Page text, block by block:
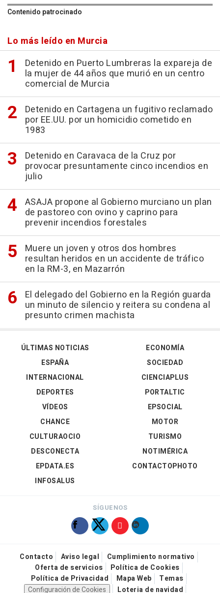
Contenido patrocinado
Lo más leído en Murcia
Detenido en Puerto Lumbreras la expareja de
la mujer de 44 años que murió en un centro
comercial de Murcia
Detenido en Cartagena un fugitivo reclamado
por EE.UU. por un homicidio cometido en
1983
Detenido en Caravaca de la Cruz por
provocar presuntamente cinco incendios en
julio
ASAJA propone al Gobierno murciano un plan
de pastoreo con ovino y caprino para
prevenir incendios forestales
Muere un joven y otros dos hombres
resultan heridos en un accidente de tráfico
en la RM-3, en Mazarrón
El delegado del Gobierno en la Región guarda
un minuto de silencio y reitera su condena al
presunto crimen machista
ÚLTIMAS NOTICIAS
ESPAÑA
INTERNACIONAL
DEPORTES
VÍDEOS
ECONOMÍA
SOCIEDAD
CIENCIAPLUS
PORTALTIC
EPSOCIAL
CHANCE
CULTURAOCIO
DESCONECTA
EPDATA.ES
INFOSALUS
MOTOR
TURISMO
NOTIMÉRICA
CONTACTOPHOTO
SÍGUENOS
Contacto Aviso legal
Cumplimiento normativo
Oferta de servicios
Política de Cookies
Política de Privacidad
Mapa Web
Temas
Configuración de Cookies
Loteria de navidad